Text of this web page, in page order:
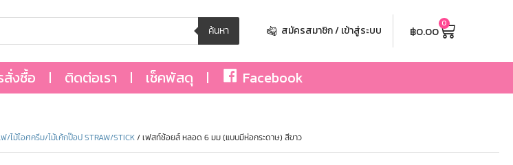
ค้นหา สมัครสมาชิก / เข้าสู่ระบบ ฿0.00 0
สั่งซื้อ ติดต่อเรา เช็คพัสดุ Facebook
ไม้ไอศครีม/ไม้เค้กป๊อป STRAW/STICK/ เฟสท์ช้อยส์ หลอด 6 มม (แบบมีห่อกระดาษ) สีขาว